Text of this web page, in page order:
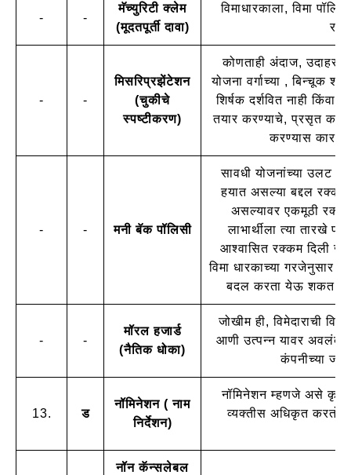
- -
मॅच्युरिटी क्लेम
(मूदतपूर्ती दावा)
विमाधारकाला, विमा
- -
मिसरिप्रझेंटेशन
(चुकीचे
स्पष्टीकरण)
कोणताही अंदाज,
योजना वर्गाच्या , बिन्चूक
शिर्षक दर्शवित नाही किंवा
तयार करण्याचे, प्रसृत
करण्यास
- - मनी बॅक पॉलिसी
सावधी योजनांच्या उलट ,
हयात असल्या बद्दल
असल्यावर एकमूठी
लाभार्थीला त्या तारखे
आश्वासित रक्कम दिली
विमा धारकाच्या गरजेनुसार
बदल करता येऊ शकत
- -
मॉरल हजार्ड
(नैतिक धोका)
जोखीम ही, विमेदाराची
आणी उत्पन्न यावर
कंपनीच्या
13. ड
नॉमिनेशन ( नाम
निर्देशन)
नॉमिनेशन म्हणजे असे कृत्य
व्यक्तीस अधिकृत करतो.
नॉन कॅन्सलेबल